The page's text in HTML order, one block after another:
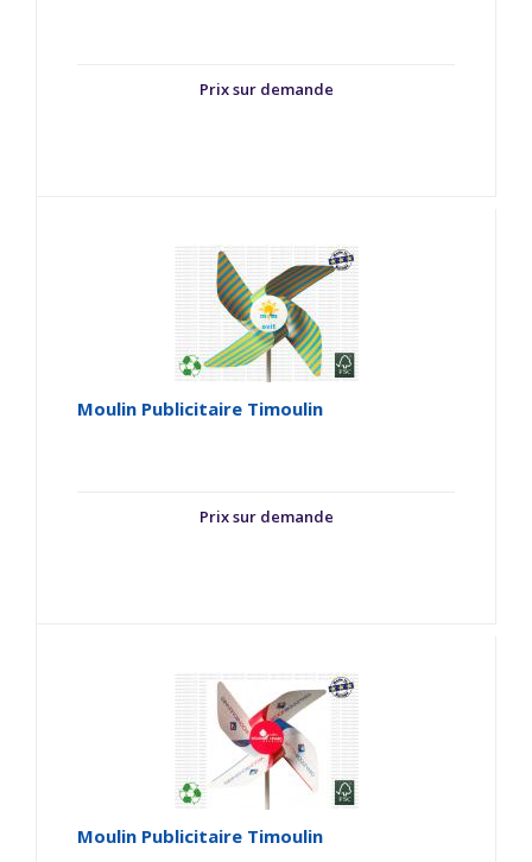
Prix sur demande
Moulin Publicitaire Timoulin
Prix sur demande
Moulin Publicitaire Timoulin